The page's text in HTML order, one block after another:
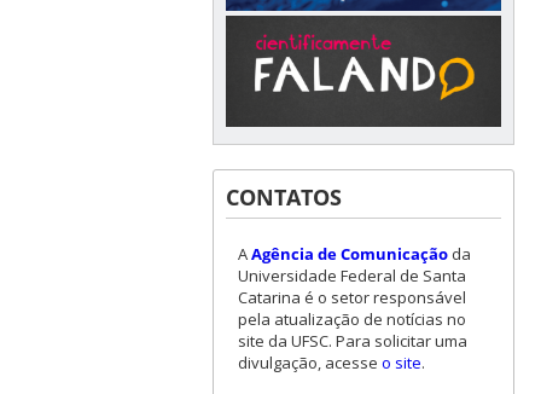
CONTATOS
AAgência de Comunicaçãoda
Universidade Federal de Santa
Catarina é o setor responsável
pela atualização de notícias no
site da UFSC. Para solicitar uma
divulgação, acesse o site.